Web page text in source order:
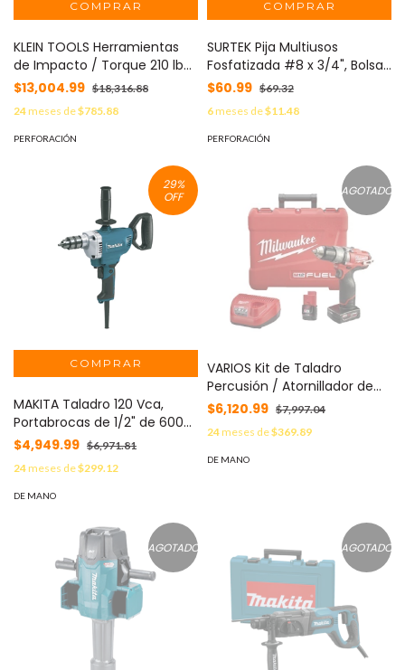
KLEIN TOOLS Herramientas
de Impacto / Torque 210 lb-
ft / Motor de CD sin
Escobillas / Luz de Trabajo /
Sin Batería/ Ideal para
Aplicaciones Profesionales
$13,004.99 $18,316.88
24meses de$785.88
PERFORACIÓN
SURTEK Pija Multiusos
Fosfatizada #8 x 3/4", Bolsa
con 100 piezas. MOD: SYS-
$60.99 $69.32
6meses de$11.48
PERFORACIÓN
29%
OFF
MAKITA Taladro 120 Vca,
Portabrocas de 1/2" de 600
RPM Max. Potencia 750 W.
MOD: DS-4012
$4,949.99 $6,971.81
24meses de$299.12
DE MANO
AGOTADO
VARIOS Kit de Taladro
Percusión / Atornillador de
1/2" MILWAUKEE MOD: 240-
$6,120.99 $7,997.04
24meses de$369.89
DE MANO
AGOTADO AGOTADO